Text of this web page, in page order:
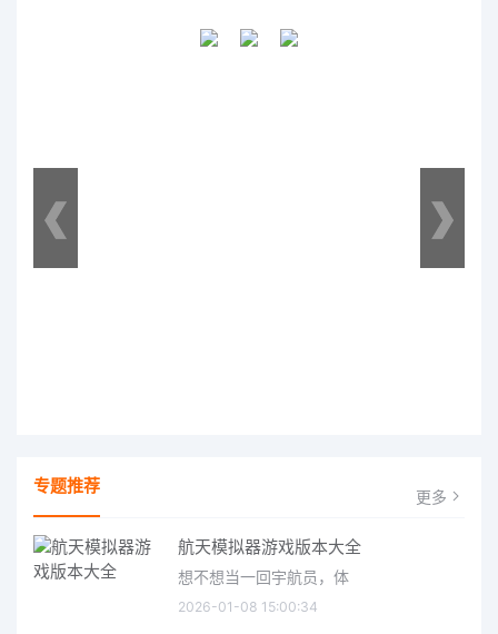
专题推荐 更多
航天模拟器游戏版本大全
想不想当一回宇航员，体
2026-01-08 15:00:34